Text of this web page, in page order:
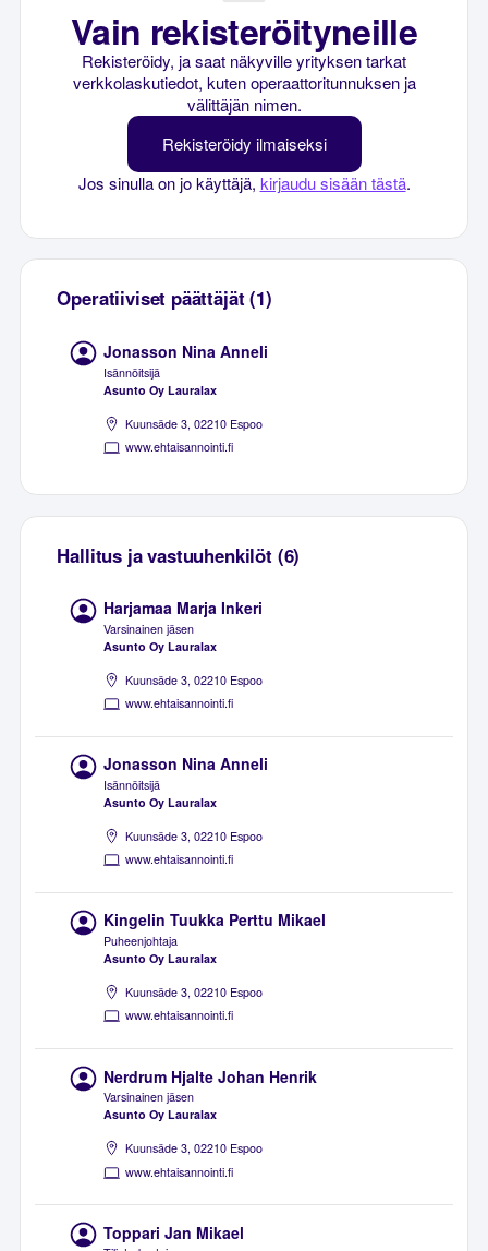
Vain rekisteröityneille
Rekisteröidy, ja saat näkyville yrityksen tarkat
verkkolaskutiedot, kuten operaattoritunnuksen ja
välittäjän nimen.
Rekisteröidy ilmaiseksi
Jos sinulla on jo käyttäjä, kirjaudu sisään tästä.
Operatiiviset päättäjät (1)
Jonasson Nina Anneli
Isännöitsijä
Asunto Oy Lauralax
Kuunsäde 3, 02210 Espoo
www.ehtaisannointi.fi
Hallitus ja vastuuhenkilöt (6)
Harjamaa Marja Inkeri
Varsinainen jäsen
Asunto Oy Lauralax
Kuunsäde 3, 02210 Espoo
www.ehtaisannointi.fi
Jonasson Nina Anneli
Isännöitsijä
Asunto Oy Lauralax
Kuunsäde 3, 02210 Espoo
www.ehtaisannointi.fi
Kingelin Tuukka Perttu Mikael
Puheenjohtaja
Asunto Oy Lauralax
Kuunsäde 3, 02210 Espoo
www.ehtaisannointi.fi
Nerdrum Hjalte Johan Henrik
Varsinainen jäsen
Asunto Oy Lauralax
Kuunsäde 3, 02210 Espoo
www.ehtaisannointi.fi
Toppari Jan Mikael